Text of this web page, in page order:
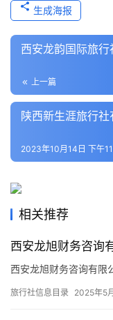
游
家
本
地
生
游
市
生成海报
西安龙韵国际旅行
上一篇
陕西新生涯旅行社
2023年10月14日 下午
相关推荐
西安龙旭财务咨询
西安龙旭财务咨询有限
旅行社信息目录 2025年5